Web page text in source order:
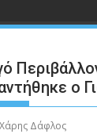
ο
Χάρης Δάφλος